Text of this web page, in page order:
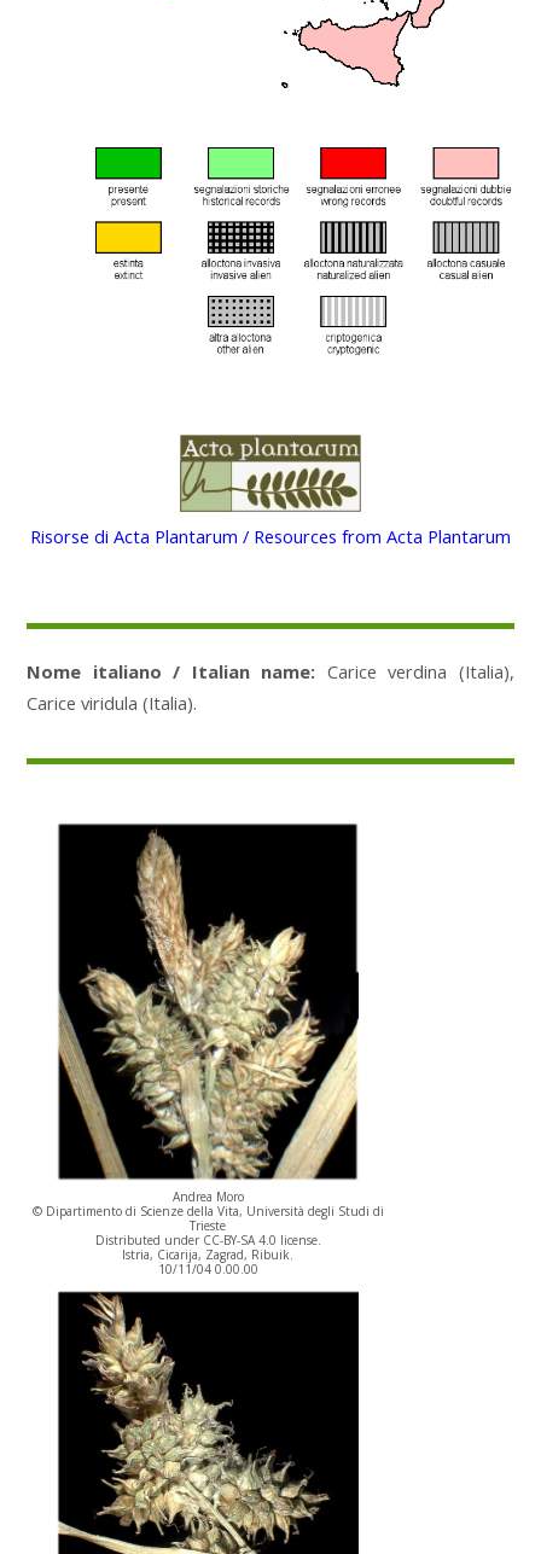
Risorse di Acta Plantarum / Resources from Acta Plantarum
Nome italiano / Italian name: Carice verdina (Italia),
Carice viridula (Italia).
Andrea Moro
© Dipartimento di Scienze della Vita, Università degli Studi di
Trieste
Distributed under CC-BY-SA 4.0 license.
Istria, Cicarija, Zagrad, Ribuik.
10/11/04 0.00.00